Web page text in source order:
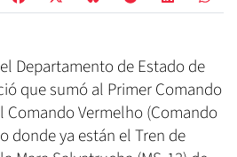
Departamento de Estado de
que sumó al Primer Comando
Comando Vermelho (Comando
donde ya están el Tren de